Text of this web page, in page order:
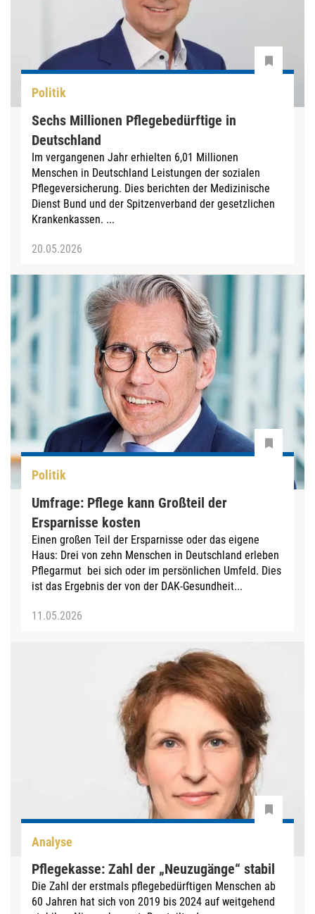
Politik
Sechs Millionen Pflegebedürftige in
Deutschland
Im vergangenen Jahr erhielten 6,01 Millionen
Menschen in Deutschland Leistungen der sozialen
Pflegeversicherung. Dies berichten der Medizinische
Dienst Bund und der Spitzenverband der gesetzlichen
Krankenkassen. ...
20.05.2026
Politik
Umfrage: Pflege kann Großteil der
Ersparnisse kosten
Einen großen Teil der Ersparnisse oder das eigene
Haus: Drei von zehn Menschen in Deutschland erleben
Pflegarmut bei sich oder im persönlichen Umfeld. Dies
ist das Ergebnis der von der DAK-Gesundheit...
11.05.2026
Analyse
Pflegekasse: Zahl der „Neuzugänge“ stabil
Die Zahl der erstmals pflegebedürftigen Menschen ab
60 Jahren hat sich von 2019 bis 2024 auf weitgehend